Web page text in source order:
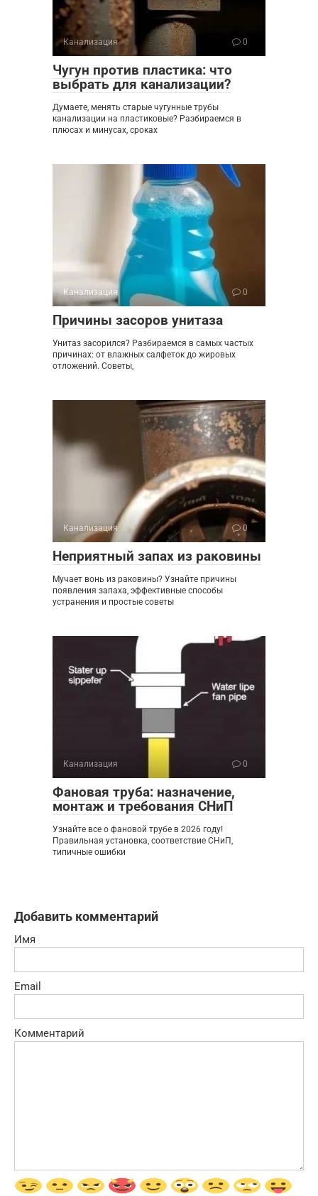
Канализация 0
Чугун против пластика: что
выбрать для канализации?
Думаете, менять старые чугунные трубы
канализации на пластиковые? Разбираемся в
плюсах и минусах, сроках
Канализация 0
Причины засоров унитаза
Унитаз засорился? Разбираемся в самых частых
причинах: от влажных салфеток до жировых
отложений. Советы,
Канализация 0
Неприятный запах из раковины
Мучает вонь из раковины? Узнайте причины
появления запаха, эффективные способы
устранения и простые советы
Канализация 0
Фановая труба: назначение,
монтаж и требования СНиП
Узнайте все о фановой трубе в 2026 году!
Правильная установка, соответствие СНиП,
типичные ошибки
Добавить комментарий
Имя
Email
Комментарий